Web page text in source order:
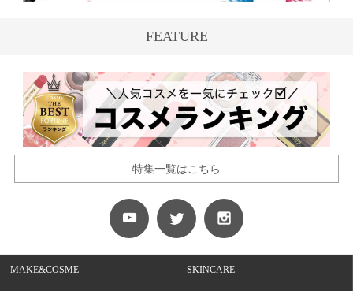
FEATURE
特集一覧はこちら
MAKE&COSME SKINCARE